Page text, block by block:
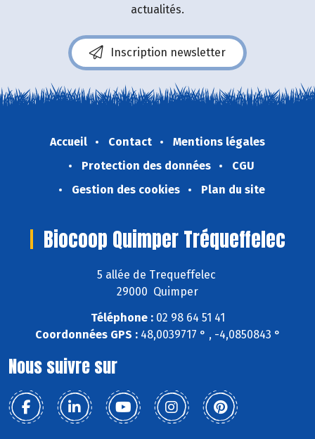
actualités.
Inscription newsletter
Accueil Contact
Mentions légales
Protection des données
CGU
Gestion des cookies
Plan du site
Biocoop Quimper Tréqueffelec
5 allée de Trequeffelec
29000 Quimper
Téléphone :02 98 64 51 41
Coordonnées GPS :48,0039717 ° , -4,0850843 °
Nous suivre sur